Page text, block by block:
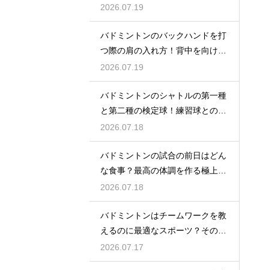
正方法
2026.07.19
バドミントンのバックハンドを打
つ際の肩の入れ方！背中を向けて
構える
2026.07.19
バドミントンのシャトルの第一種
と第二種の検定球！練習球との違
いとは
2026.07.18
バドミントンの試合の前日はどん
な食事？最高の体調を作る極上メ
ニュー
2026.07.18
バドミントンはチームワークを教
えるのに最適なスポーツ？その理
由
2026.07.17